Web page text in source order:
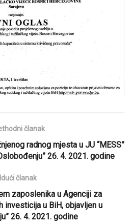
članak
radnog mjesta u JU “MESS”
26. 4. 2021. godine
Idući članak
zaposlenika u Agenciji za
investicija u BiH, objavljen u
26. 4. 2021. godine